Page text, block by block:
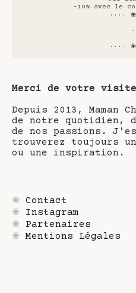
-10% avec le
····
-
····
Merci de votre visite
Depuis 2013, Maman
de notre quotidien,
de nos passions.
trouverez toujours
ou une inspiration.
❀ Contact
❀ Instagram
❀ Partenaires
❀ Mentions Légales